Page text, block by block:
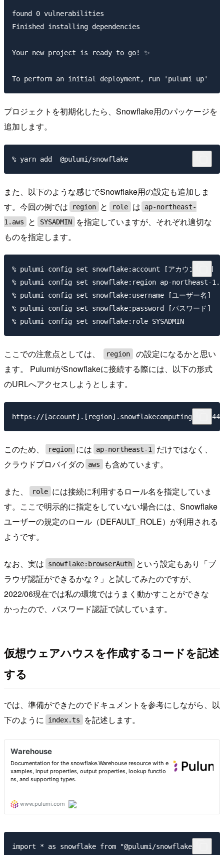
found 0 vulnerabilities
Finished installing dependencies
Your new project is ready to go! ✨
プロジェクトを初期化したら、Snowflake用のパッケージを
追加します。
また、以下のような感じでSnowflake用の設定も追加しま
す。今回の例では
region と role は
ap-northeast-
1.aws
と SYSADMIN
を指定していますが、それぞれ適切な
ものを指定します。
% pulumi config set snowflake:account [アカウント名]
% pulumi config set snowflake:region ap-northeast-
% pulumi config set snowflake:username [ユーザー名]
% pulumi config set snowflake:password [パスワード]
ここでの注意点としては、 region
の設定になるかと思い
ます。 PulumiがSnowflakeに接続する際には、以下の形式
のURLへアクセスしようとします。
このため、 region には ap-northeast-1
だけではなく、
クラウドプロバイダの aws も含めています。
また、 role には接続に利用するロール名を指定していま
す。ここで明示的に指定をしていない場合には、Snowflake
ユーザーの規定のロール（DEFAULT_ROLE）が利用される
ようです。
なお、実は snowflake:browserAuth
という設定もあり「ブ
ラウザ認証ができるかな？」と試してみたのですが、
2022/06現在では私の環境ではうまく動かすことができな
かったので、パスワード認証で試しています。
仮想ウェアハウスを作成するコードを記述
する
では、準備ができたのでドキュメントを参考にしながら、以
下のように
index.ts を記述します。
import * as snowflake from "@pulumi/snowflake";